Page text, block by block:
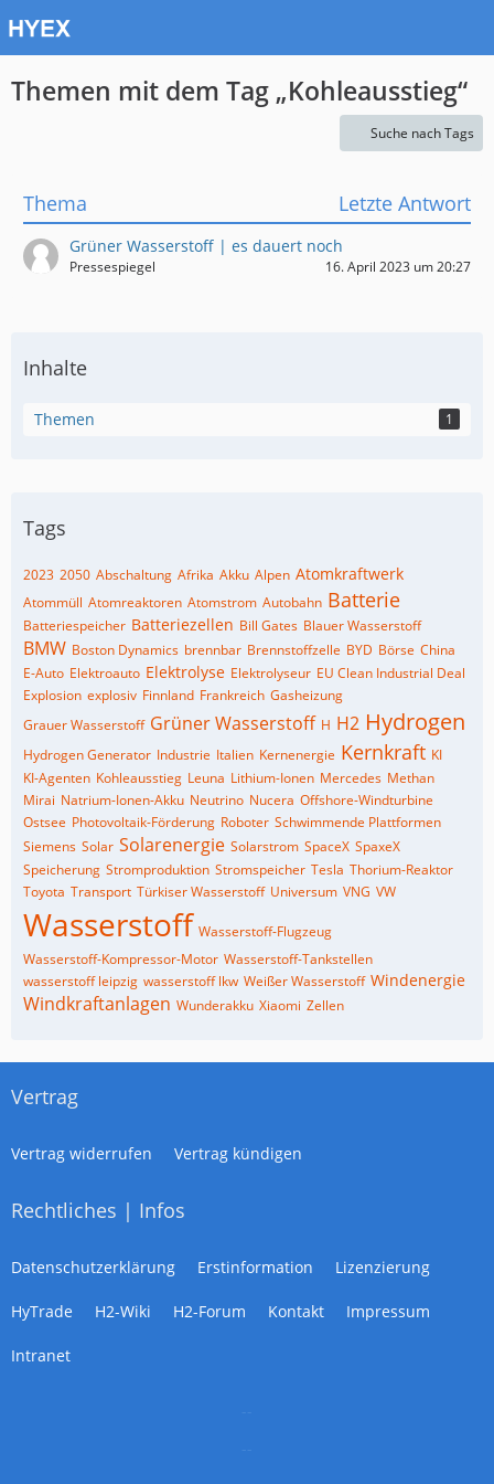
Themen mit dem Tag „Kohleausstieg“
Suche nach Tags
Thema Letzte Antwort
Grüner Wasserstoff | es dauert noch
Pressespiegel 16. April 2023 um 20:27
Inhalte
Themen 1
Tags
2023 2050 Abschaltung Afrika Akku Alpen Atomkraftwerk
Atommüll Atomreaktoren Atomstrom Autobahn Batterie
Batteriespeicher Batteriezellen Bill Gates Blauer Wasserstoff
BMW Boston Dynamics brennbar Brennstoffzelle BYD Börse China
E-Auto Elektroauto Elektrolyse Elektrolyseur EU Clean Industrial Deal
Explosion explosiv Finnland Frankreich Gasheizung
Grauer Wasserstoff Grüner Wasserstoff H H2 Hydrogen
Hydrogen Generator Industrie Italien Kernenergie Kernkraft KI
KI-Agenten Kohleausstieg Leuna Lithium-Ionen Mercedes Methan
Mirai Natrium-Ionen-Akku Neutrino Nucera Offshore-Windturbine
Ostsee Photovoltaik-Förderung Roboter Schwimmende Plattformen
Siemens Solar Solarenergie Solarstrom SpaceX SpaxeX
Speicherung Stromproduktion Stromspeicher Tesla Thorium-Reaktor
Toyota Transport Türkiser Wasserstoff Universum VNG VW
Wasserstoff Wasserstoff-Flugzeug
Wasserstoff-Kompressor-Motor Wasserstoff-Tankstellen
wasserstoff leipzig wasserstoff lkw Weißer Wasserstoff Windenergie
Windkraftanlagen Wunderakku Xiaomi Zellen
Vertrag
Vertrag widerrufen Vertrag kündigen
Rechtliches | Infos
Datenschutzerklärung Erstinformation Lizenzierung
HyTrade H2-Wiki H2-Forum Kontakt Impressum
Intranet